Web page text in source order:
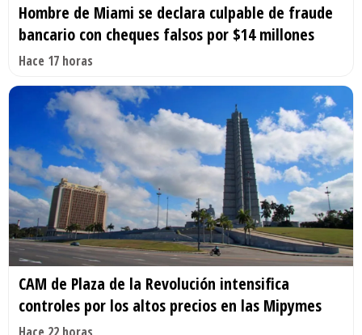
Hombre de Miami se declara culpable de fraude
bancario con cheques falsos por $14 millones
Hace 17 horas
CAM de Plaza de la Revolución intensifica
controles por los altos precios en las Mipymes